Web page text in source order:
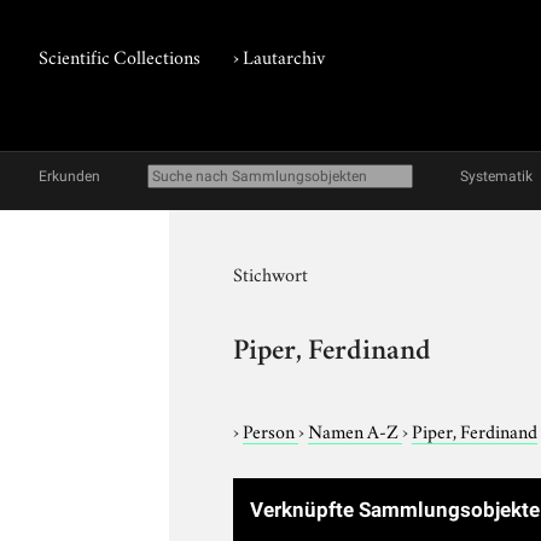
Scientific Collections ›Lautarchiv
Erkunden Systematik
Stichwort
Piper, Ferdinand
›Person›Namen A-Z›Piper, Ferdinand
Verknüpfte Sammlungsobjekte